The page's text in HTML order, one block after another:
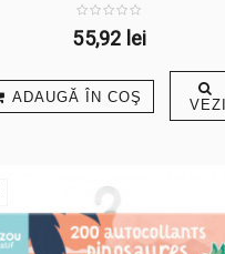
55,92 lei
ADAUGĂ ÎN COŞ VEZI